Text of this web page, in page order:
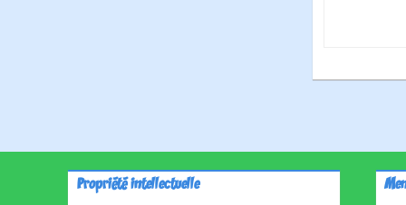
Propriété intellectuelle